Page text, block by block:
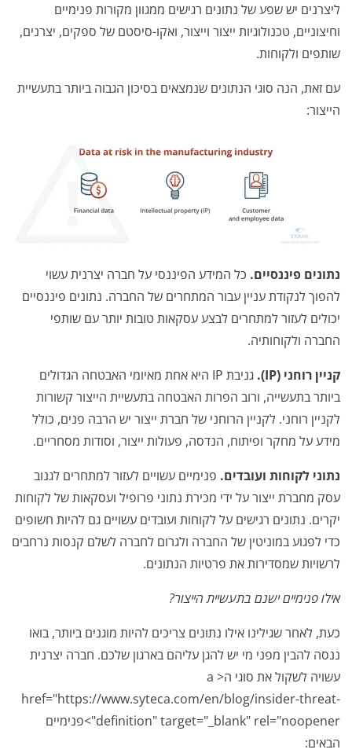
ליצרנים יש שפע של נתונים רגישים ממגוון מקורות פנימיים
וחיצוניים, טכנולוגיות ייצור וייצור, ואקו-סיסטם של ספקים, יצרנים,
שותפים ולקוחות.
עם זאת, הנה סוגי הנתונים שנמצאים בסיכון הגבוה ביותר בתעשיית
הייצור:
נתונים פיננסיים. כל המידע הפיננסי על חברה יצרנית עשוי
להפוך לנקודת עניין עבור המתחרים של החברה. נתונים פיננסיים
יכולים לעזור למתחרים לבצע עסקאות טובות יותר עם שותפי
החברה ולקוחותיה.
קניין רוחני (IP).
גניבת IP היא אחת מאיומי האבטחה הגדולים
ביותר בתעשייה, ורוב הפרות האבטחה בתעשיית הייצור קשורות
לקניין רוחני. לקניין הרוחני של חברת ייצור יש הרבה פנים, כולל
מידע על מחקר ופיתוח, הנדסה, פעולות ייצור, וסודות מסחריים.
נתוני לקוחות ועובדים. פנימיים עשויים לעזור למתחרים לגנוב
עסק מחברת ייצור על ידי מכירת נתוני פרופיל ועסקאות של לקוחות
יקרים. נתונים רגישים על לקוחות ועובדים עשויים גם להיות חשופים
כדי לפגוע במוניטין של החברה ולגרום לחברה לשלם קנסות נרחבים
לרשויות שמסדירות את פרטיות הנתונים.
אילו פנימיים ישנם בתעשיית הייצור?
כעת, לאחר שגילינו אילו נתונים צריכים להיות מוגנים ביותר, בואו
ננסה להבין מפני מי יש להגן עליהם בארגון שלכם. חברה יצרנית
עשויה לשקול את סוגי ה< a
href="https://www.syteca.com/en/blog/insider-threat-
definition" target="_blank" rel="noopener">פנימיים
הבאים: